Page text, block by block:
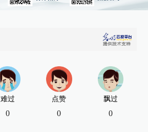
难过
0
点赞
0
飘过
0